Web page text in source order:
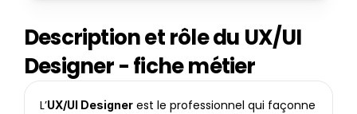
Description et rôle du UX/UI
Designer - fiche métier
L’UX/UI Designer est le professionnel qui façonne